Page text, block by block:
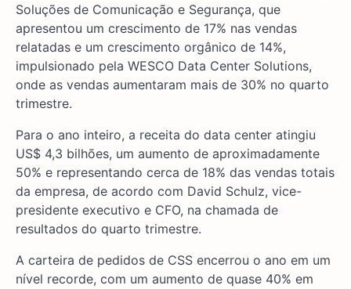
Soluções de Comunicação e Segurança, que
apresentou um crescimento de 17% nas vendas
relatadas e um crescimento orgânico de 14%,
impulsionado pela WESCO Data Center Solutions,
onde as vendas aumentaram mais de 30% no quarto
trimestre.
Para o ano inteiro, a receita do data center atingiu
US$ 4,3 bilhões, um aumento de aproximadamente
50% e representando cerca de 18% das vendas totais
da empresa, de acordo com David Schulz, vice-
presidente executivo e CFO, na chamada de
resultados do quarto trimestre.
A carteira de pedidos de CSS encerrou o ano em um
nível recorde, com um aumento de quase 40% em